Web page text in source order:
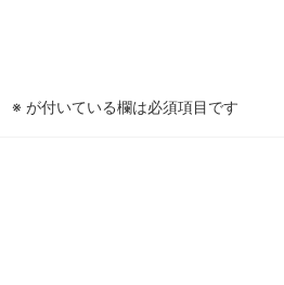
※ が付いている欄は必須項目です